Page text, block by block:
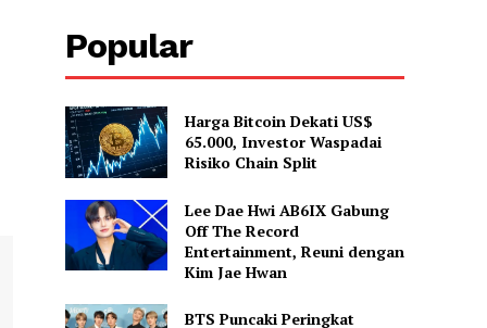
Popular
Harga Bitcoin Dekati US$
65.000, Investor Waspadai
Risiko Chain Split
Lee Dae Hwi AB6IX Gabung
Off The Record
Entertainment, Reuni dengan
Kim Jae Hwan
BTS Puncaki Peringkat